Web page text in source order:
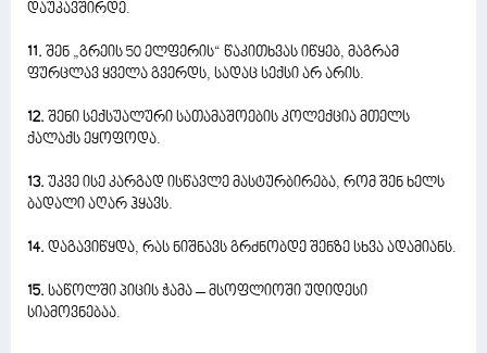
დაუკავშირდე.
11. შენ „გრეის 50 ელფერის“ წაკითხვას იწყებ, მაგრამ
ფურცლავ ყველა გვერდს, სადაც სექსი არ არის.
12. შენი სექსუალური სათამაშოების კოლექცია მთელს
ქალაქს ეყოფოდა.
13. უკვე ისე კარგად ისწავლე მასტურბირება, რომ შენ ხელს
ბადალი აღარ ჰყავს.
14. დაგავიწყდა, რას ნიშნავს გრძნობდე შენზე სხვა ადამიანს.
15. საწოლში პიცის ჭამა – მსოფლიოში უდიდესი
სიამოვნებაა.